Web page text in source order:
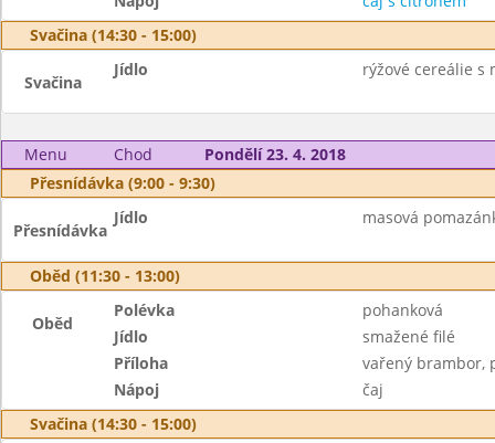
Svačina (14:30 - 15:00)
Svačina
Jídlo rýžové cereálie s
Menu Chod
Pondělí 23. 4. 2018
Přesnídávka (9:00 - 9:30)
Přesnídávka
Jídlo masová
Oběd (11:30 - 13:00)
Oběd
Polévka
pohanková
Jídlo
smažené filé
Příloha
vařený brambor,
Nápoj
čaj
Svačina (14:30 - 15:00)